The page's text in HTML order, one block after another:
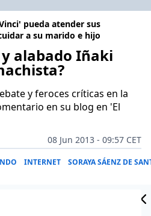
pueda atender sus
a su marido e hijo
alabado Iñaki
y feroces críticas en la
en su blog en 'El
08 Jun 2013 - 09:57 CET
INTERNET SORAYA SÁENZ DE